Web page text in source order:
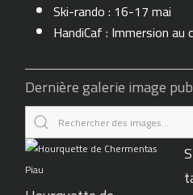
Ski-rando : 16-17 mai
HandiCaf : Immersion
Dernière galerie image